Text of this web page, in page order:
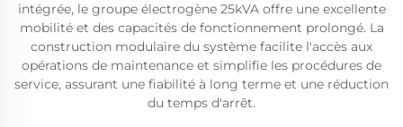
intégrée, le groupe électrogène 25kVA offre une excellente
mobilité et des capacités de fonctionnement prolongé. La
construction modulaire du système facilite l'accès aux
opérations de maintenance et simplifie les procédures de
service, assurant une fiabilité à long terme et une réduction
du temps d'arrêt.